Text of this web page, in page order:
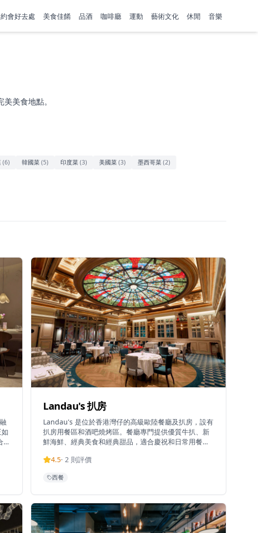
約會好去處 美食佳餚 品酒 咖啡廳 運動 藝術文化 休閒 音樂
美食地點。
(6) 韓國菜(5) 印度菜(3) 美國菜(3) 墨西哥菜(2)
為
8
Landau's 扒房
Landau's 是位於香港灣仔的高級歐陸餐廳及扒房，設有
扒房用餐區和酒吧燒烤區。餐廳專門提供優質牛扒、新
鮮海鮮、經典美食和經典甜品，適合慶祝和日常用餐。
時，晚餐下午6時至晚上11時；而 Landau's
30分營業，歡樂時光為下午4時至晚上7時。招牌菜式包
以及意大利通心粉什錦飯（港幣188元），配蝦、雞肉
和煙熏香腸。菜單還包括意大利麵、雞尾酒和配酒，環
境優雅舒適。
4.5· 2 則評價
西餐